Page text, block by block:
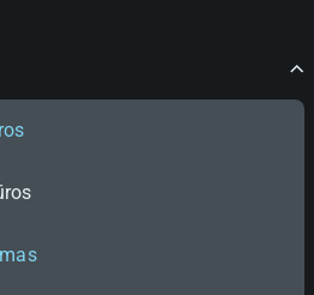
sveikatą ir grožį.